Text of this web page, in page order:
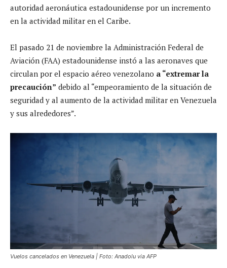
autoridad aeronáutica estadounidense por un incremento
en la actividad militar en el Caribe.
El pasado 21 de noviembre la Administración Federal de
Aviación (FAA) estadounidense instó a las aeronaves que
circulan por el espacio aéreo venezolano a “extremar la
precaución” debido al “empeoramiento de la situación de
seguridad y al aumento de la actividad militar en Venezuela
y sus alrededores”.
Vuelos cancelados en Venezuela | Foto: Anadolu via AFP